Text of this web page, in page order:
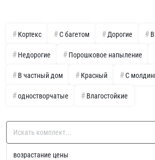
Кортекс С багетом Дорогие
Недорогие Порошковое напыление
В частный дом Красный С
одностворчатые Влагостойкие